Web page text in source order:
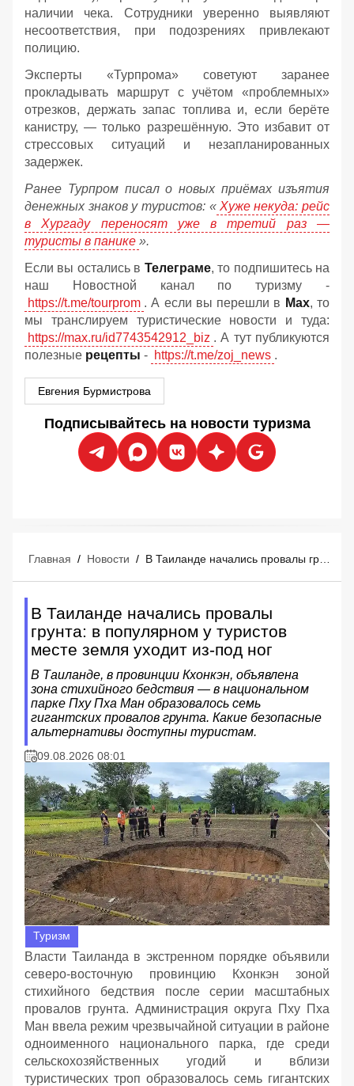
наличии чека. Сотрудники уверенно выявляют
несоответствия, при подозрениях привлекают
полицию.
Эксперты «Турпрома» советуют заранее
прокладывать маршрут с учётом «проблемных»
отрезков, держать запас топлива и, если берёте
канистру, — только разрешённую. Это избавит от
стрессовых ситуаций и незапланированных
задержек.
Ранее Турпром писал о новых приёмах изъятия
денежных знаков у туристов: « Хуже некуда: рейс
в Хургаду переносят уже в третий раз —
туристы в панике ».
Если вы остались в Телеграме, то подпишитесь на
наш Новостной канал по туризму -
https://t.me/tourprom . А если вы перешли в Мах, то
мы транслируем туристические новости и туда:
https://max.ru/id7743542912_biz . А тут публикуются
полезные рецепты - https://t.me/zoj_news .
Евгения Бурмистрова
Подписывайтесь на новости туризма
Главная / Новости /
В Таиланде начались провалы
грунта: в популярном у туристов
месте земля уходит из-под ног
В Таиланде, в провинции Кхонкэн, объявлена
зона стихийного бедствия — в национальном
парке Пху Пха Ман образовалось семь
гигантских провалов грунта. Какие безопасные
альтернативы доступны туристам.
09.08.2026 08:01
Туризм
Власти Таиланда в экстренном порядке объявили
северо-восточную провинцию Кхонкэн зоной
стихийного бедствия после серии масштабных
провалов грунта. Администрация округа Пху Пха
Ман ввела режим чрезвычайной ситуации в районе
одноименного национального парка, где среди
сельскохозяйственных угодий и вблизи
туристических троп образовалось семь гигантских